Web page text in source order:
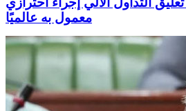
معمول به عالميًا